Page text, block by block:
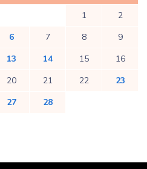
1
2
6 7 8
9
13 14 15
16
20 21 22
23
27 28